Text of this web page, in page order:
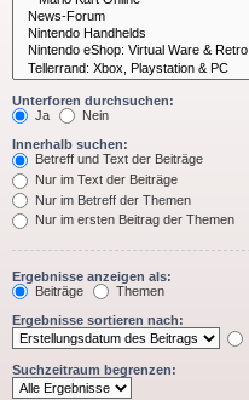
Unterforen durchsuchen:
Ja
Nein
Innerhalb suchen:
Betreff und Text der Beiträge
Nur im Text der Beiträge
Nur im Betreff der Themen
Nur im ersten Beitrag der Themen
Ergebnisse anzeigen als:
Beiträge
Themen
Ergebnisse sortieren nach:
Suchzeitraum begrenzen: